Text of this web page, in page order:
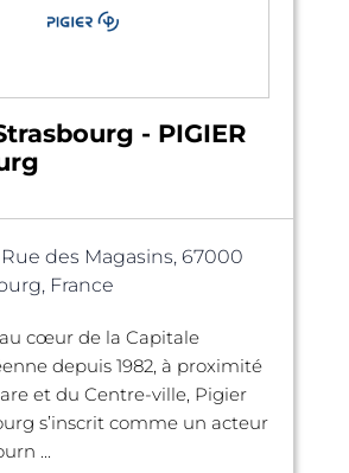
- PIGIER
Rue des Magasins, 67000
France
cœur de la Capitale
depuis 1982, à proximité
et du Centre-ville, Pigier
s’inscrit comme un acteur
...